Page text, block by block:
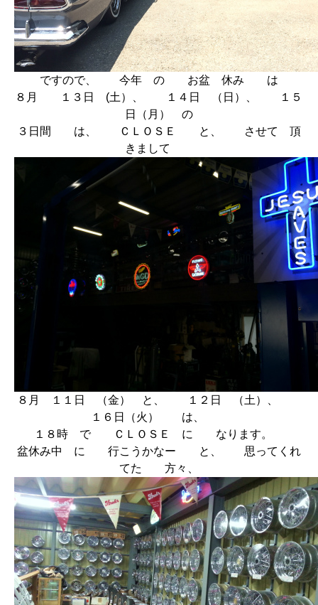
ですので、 今年 の お盆 休み は
８月 １３日 (土）、 １４日 （日）、 １５
日（月） の
３日間 は、 ＣＬＯＳＥ と、 させて 頂
きまして
８月 １１日 （金） と、 １２日 （土）、
１６日（火） は、
１８時 で ＣＬＯＳＥ に なります。
盆休み中 に 行こうかなー と、 思ってくれ
てた 方々、